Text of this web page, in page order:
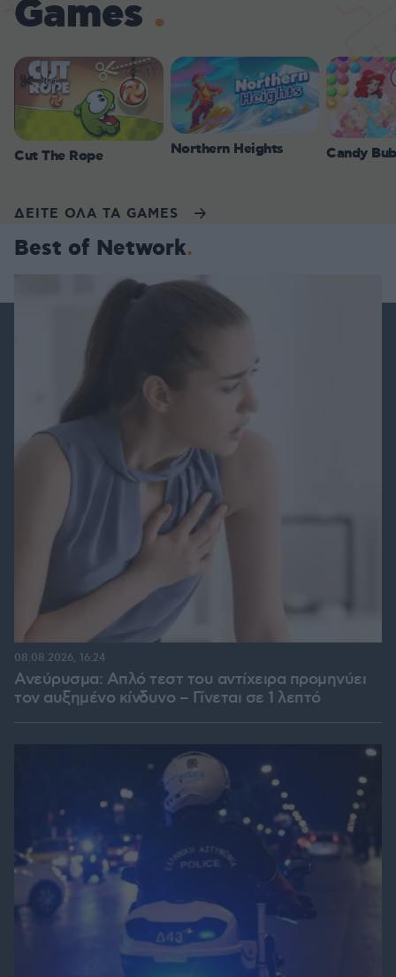
Games
Cut The Rope Northern Heights Candy
ΔΕΙΤΕ ΟΛΑ ΤΑ GAMES
Best of Network
Ανεύρυσμα: Απλό τεστ του αντίχειρα προμηνύει
τον αυξημένο κίνδυνο – Γίνεται σε 1 λεπτό
08.08.2026, 16:24